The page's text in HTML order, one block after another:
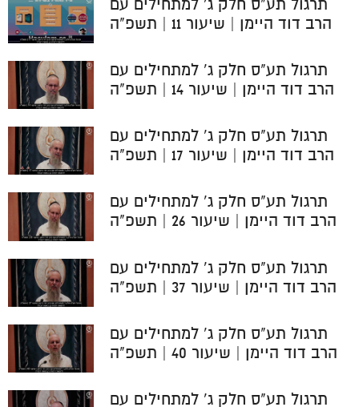
תרגול תע"ס חלק ג' למתחילים עם
הרב דוד היימן | שיעור 11 | תשפ"ה
תרגול תע"ס חלק ג' למתחילים עם
הרב דוד היימן | שיעור 14 | תשפ"ה
תרגול תע"ס חלק ג' למתחילים עם
הרב דוד היימן | שיעור 17 | תשפ"ה
תרגול תע"ס חלק ג' למתחילים עם
הרב דוד היימן | שיעור 26 | תשפ"ה
תרגול תע"ס חלק ג' למתחילים עם
הרב דוד היימן | שיעור 37 | תשפ"ה
תרגול תע"ס חלק ג' למתחילים עם
הרב דוד היימן | שיעור 40 | תשפ"ה
תרגול תע"ס חלק ג' למתחילים עם